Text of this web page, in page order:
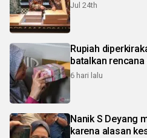
Jul 24th
Rupiah
batalkan
6 hari lalu
Nanik S Deyang
karena alasan